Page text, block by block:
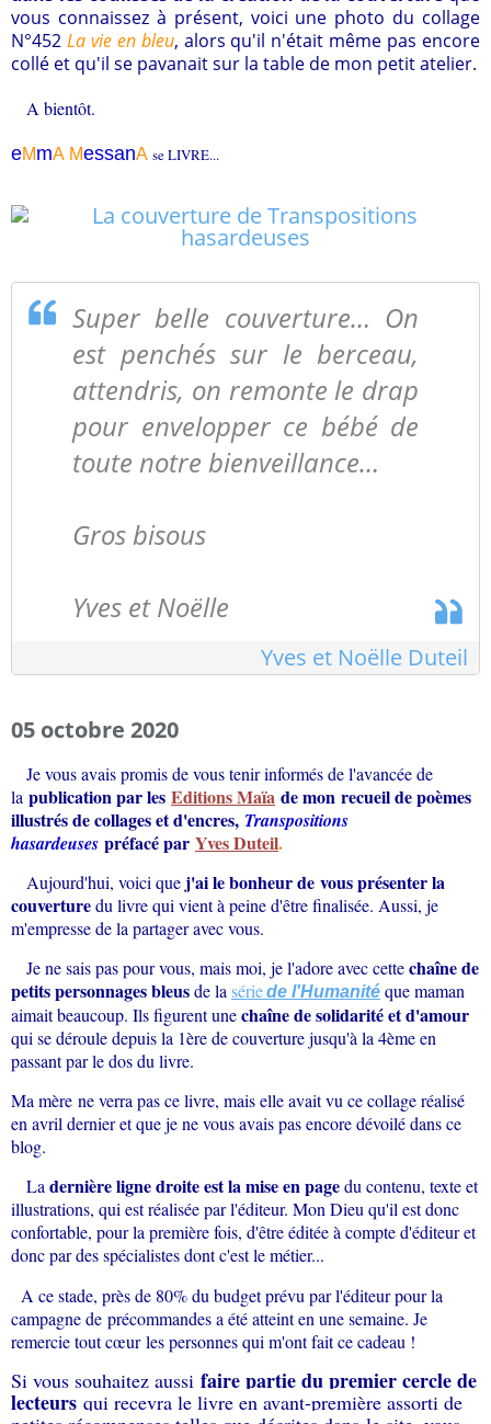
vous connaissez à présent, voici une photo du collage
N°452 La vie en bleu, alors qu'il n'était même pas encore
collé et qu'il se pavanait sur la table de mon petit atelier.
A bientôt.
eMmA MessanA se LIVRE...
Super belle couverture… On
est penchés sur le berceau,
attendris, on remonte le drap
pour envelopper ce bébé de
toute notre bienveillance…
Gros bisous
Yves et Noëlle
Yves et Noëlle Duteil
05 octobre 2020
Je vous avais promis de vous tenir informés de l'avancée de
la publication par les Editions Maïa de mon recueil de poèmes
illustrés de collages et d'encres, Transpositions
hasardeuses préfacé par Yves Duteil.
Aujourd'hui, voici que j'ai le bonheur de vous présenter la
couverturedu livre qui vient à peine d'être finalisée. Aussi, je
m'empresse de la partager avec vous.
Je ne sais pas pour vous, mais moi, je l'adore avec cettechaîne de
petits personnages bleusde la sériede l'Humanité que maman
aimait beaucoup. Ils figurent unechaîne de solidarité et d'amour
qui se déroule depuis la 1ère de couverture jusqu'à la 4ème en
passant par le dos du livre.
Ma mère ne verra pas ce livre, mais elle avait vu ce collage réalisé
en avril dernier et que je ne vous avais pas encore dévoilé dans ce
blog.
La dernière ligne droite est la mise en pagedu contenu, texte et
illustrations, qui est réalisée par l'éditeur. Mon Dieu qu'il est donc
confortable, pour la première fois, d'être éditée à compte d'éditeur et
donc par des spécialistes dont c'est le métier...
A ce stade, près de 80% du budget prévu par l'éditeur pour la
campagne de précommandes a été atteint en une semaine. Je
remercie tout cœur les personnes qui m'ont fait ce cadeau !
Si vous souhaitez aussi faire partie du premier cercle de
lecteurs qui recevra le livre en avant-première assorti de